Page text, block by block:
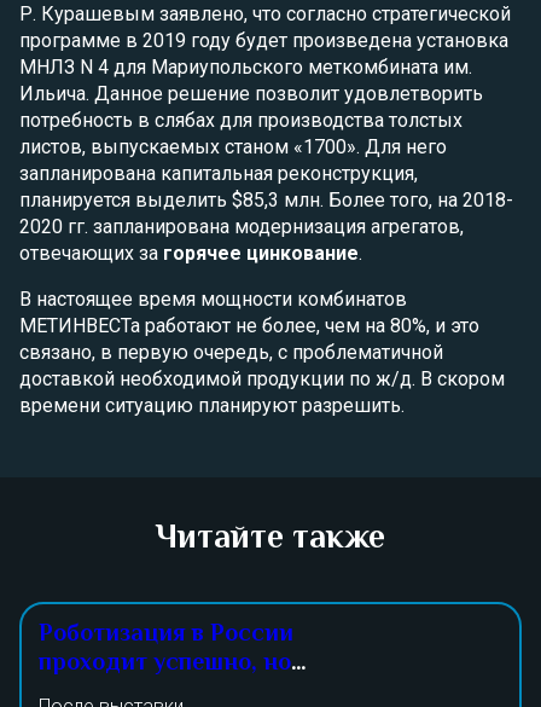
Р. Курашевым заявлено, что согласно стратегической
программе в 2019 году будет произведена установка
МНЛЗ N 4 для Мариупольского меткомбината им.
Ильича. Данное решение позволит удовлетворить
потребность в слябах для производства толстых
листов, выпускаемых станом «1700». Для него
запланирована капитальная реконструкция,
планируется выделить $85,3 млн. Более того, на 2018-
2020 гг. запланирована модернизация агрегатов,
отвечающих за горячее цинкование.
В настоящее время мощности комбинатов
МЕТИНВЕСТа работают не более, чем на 80%, и это
связано, в первую очередь, с проблематичной
доставкой необходимой продукции по ж/д. В скором
времени ситуацию планируют разрешить.
Читайте также
Роботизация в России
проходит успешно, но
малыми темпами